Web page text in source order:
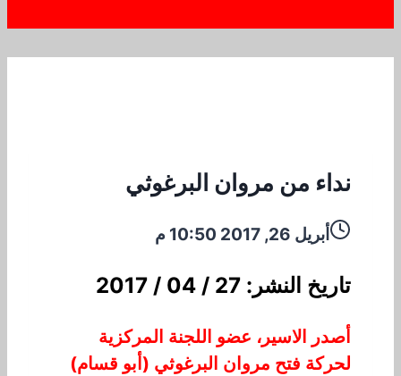
نداء من مروان البرغوثي
أبريل 26, 2017 10:50 م
تاريخ النشر: 27 / 04 / 2017
أصدر الاسير، عضو اللجنة المركزية
لحركة فتح مروان البرغوثي (أبو قسام)